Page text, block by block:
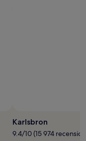
Karlsbron
9.4/10 (15 974